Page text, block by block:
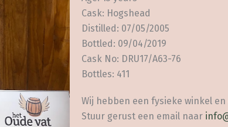
Cask: Hogshead
Distilled: 07/05/2005
Bottled: 09/04/2019
Cask No: DRU17/A63-76
Bottles: 411
Wij hebben een fysieke winkel
Stuur gerust een email naar